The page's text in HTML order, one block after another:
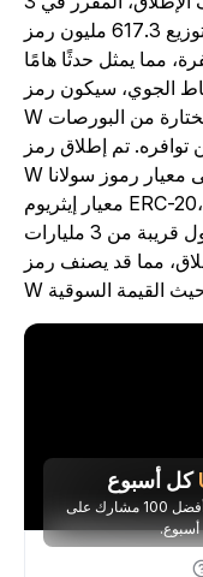
أبريل، إلى توزيع 617.3 مليون رمز W على مستخدميه الأوائل
يمثل حدثًا هامًا
الجوي، سيكون رمز
W متاحًا للتداول الفوري على مجموعة مختارة من البورصات
تم إطلاق رمز
W الأولي على معيار رموز سولانا SPL20، مع خطط لدعم
معيار إيثريوم ERC-20، وبلغ سعر التداول قبل السوق للرمز
$1.65. عند هذا التقييم، تتوقع وورمول قريبة من 3 مليارات
مما قد يصنف رمز
أسبوع
تقدّم في لوحة المتصدرين الأسبوعية! سيحصل أفضل 100 مشارك على